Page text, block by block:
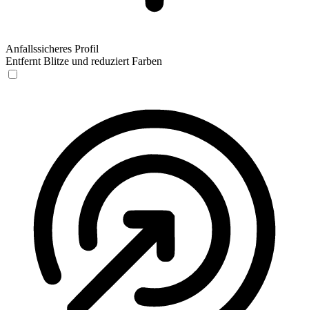
Anfallssicheres Profil
Entfernt Blitze und reduziert Farben